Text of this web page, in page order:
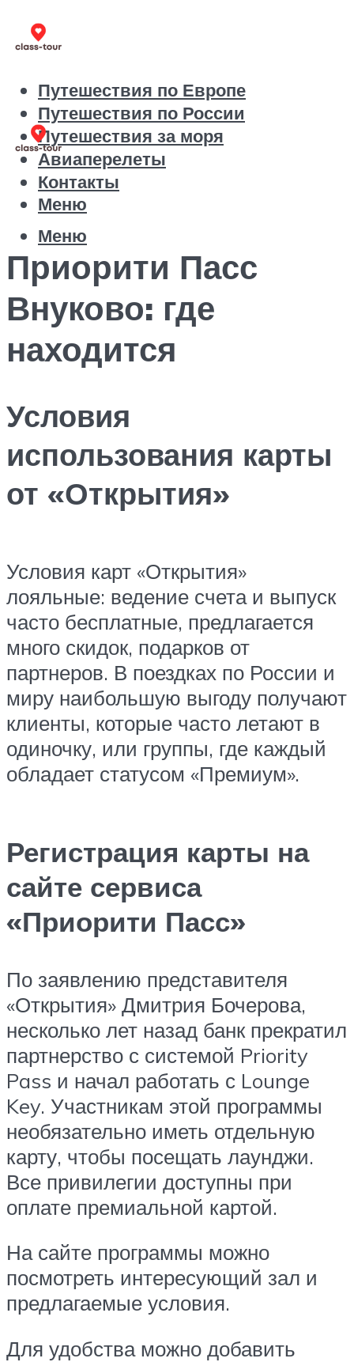
Путешествия по Европе
Путешествия по России
Путешествия за моря
Авиаперелеты
Контакты
Меню
Меню
Приорити Пасс
Внуково: где
находится
Условия
использования карты
от «Открытия»
Условия карт «Открытия»
лояльные: ведение счета и выпуск
часто бесплатные, предлагается
много скидок, подарков от
партнеров. В поездках по России и
миру наибольшую выгоду получают
клиенты, которые часто летают в
одиночку, или группы, где каждый
обладает статусом «Премиум».
Регистрация карты на
сайте сервиса
«Приорити Пасс»
По заявлению представителя
«Открытия» Дмитрия Бочерова,
несколько лет назад банк прекратил
партнерство с системой Priority
Pass и начал работать с Lounge
Key. Участникам этой программы
необязательно иметь отдельную
карту, чтобы посещать лаунджи.
Все привилегии доступны при
оплате премиальной картой.
На сайте программы можно
посмотреть интересующий зал и
предлагаемые условия.
Для удобства можно добавить